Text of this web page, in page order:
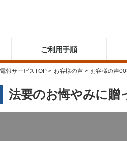
ご利用手順
電報サービスTOP > お客様の声 > お客様の声
法要のお悔やみに贈